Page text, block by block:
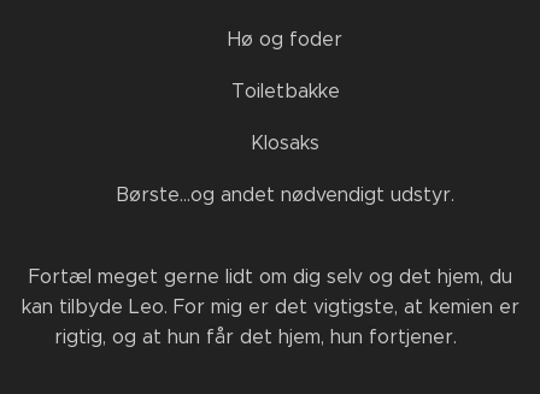
🌾 Hø og foder
🚽 Toiletbakke
✂️ Klosaks
🪮 Børste…og andet nødvendigt udstyr.
Fortæl meget gerne lidt om dig selv og det hjem, du
kan tilbyde Leo. For mig er det vigtigste, at kemien er
rigtig, og at hun får det hjem, hun fortjener. ❤️